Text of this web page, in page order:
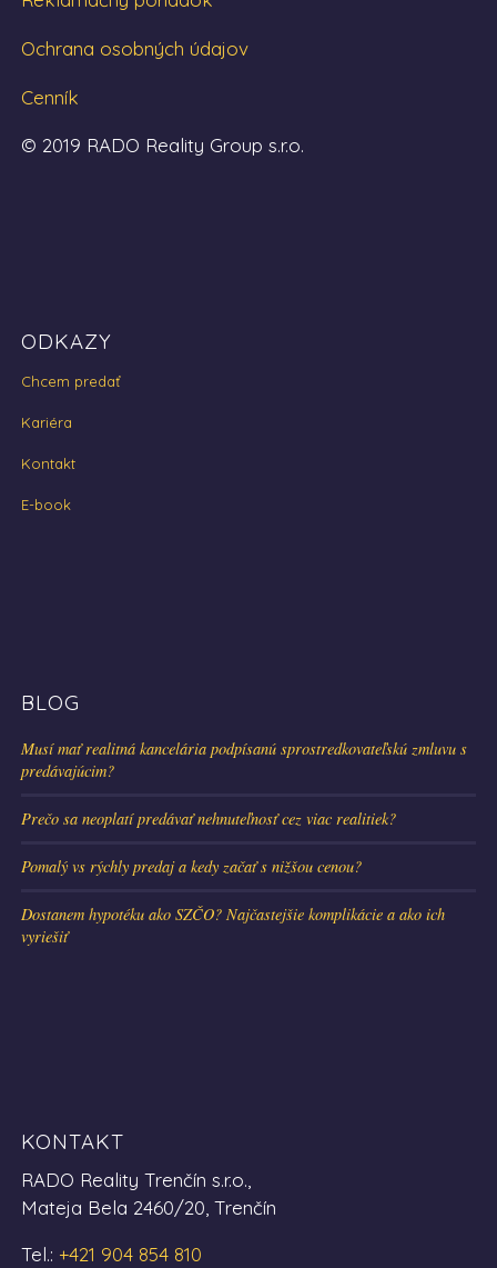
Ochrana osobných údajov
Cenník
© 2019 RADO Reality Group s.r.o.
ODKAZY
Chcem predať
Kariéra
Kontakt
E-book
BLOG
Musí mať realitná kancelária podpísanú sprostredkovateľskú zmluvu s
predávajúcim?
Prečo sa neoplatí predávať nehnuteľnosť cez viac realitiek?
Pomalý vs rýchly predaj a kedy začať s nižšou cenou?
Dostanem hypotéku ako SZČO? Najčastejšie komplikácie a ako ich
vyriešiť
KONTAKT
RADO Reality Trenčín s.r.o.,
Mateja Bela 2460/20, Trenčín
Tel.: +421 904 854 810